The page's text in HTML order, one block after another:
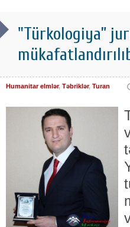
"Türkologiya”
Humanitar elmlər, Təbriklər, Turan